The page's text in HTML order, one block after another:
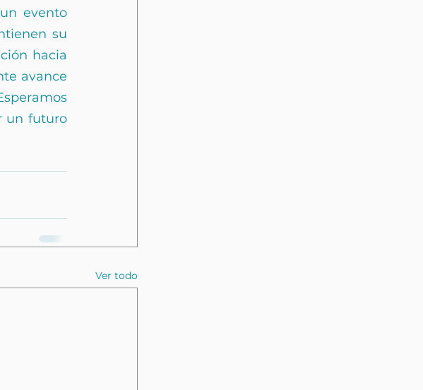
evento
su
hacia
avance
un futuro
Ver todo